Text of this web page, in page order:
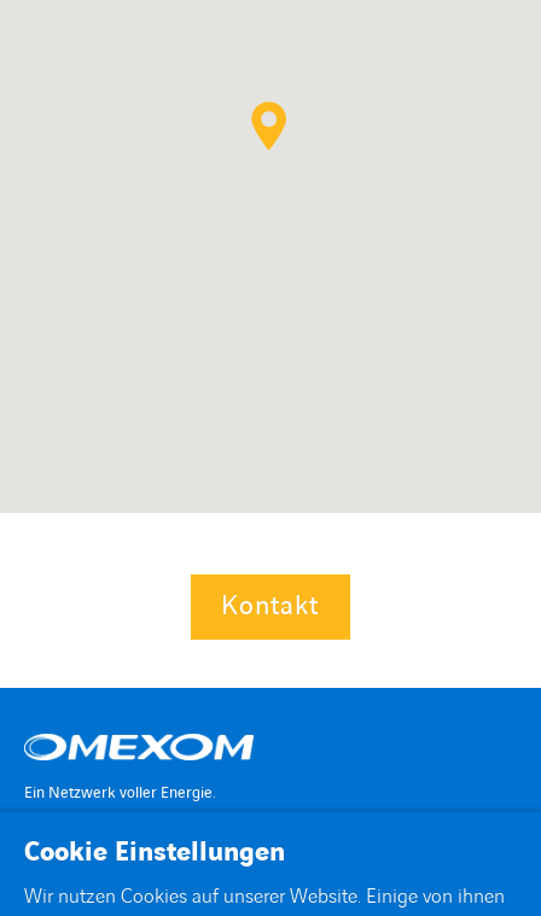
Kontakt
Ein Netzwerk voller Energie.
Cookie Einstellungen
Wir nutzen Cookies auf unserer Website. Einige von ihnen